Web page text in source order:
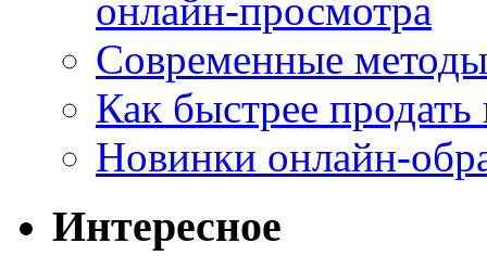
онлайн-просмотра
Современные
Как быстрее
Новинки онлайн-
Интересное